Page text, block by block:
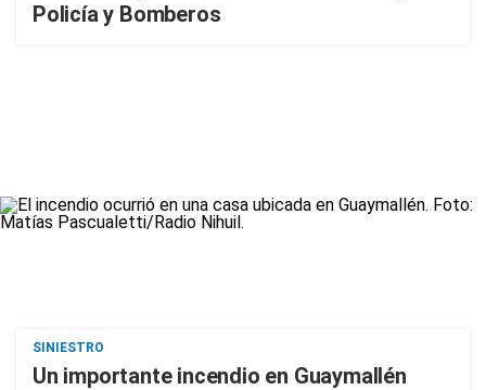
Policía y Bomberos
SINIESTRO
Un importante incendio en Guaymallén